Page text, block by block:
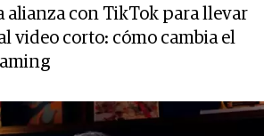
alianza con TikTok para llevar
video corto: cómo cambia el